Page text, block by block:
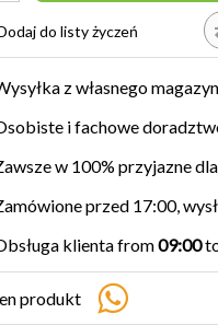
do listy życzeń
z własnego
i fachowe
w 100% przyjazne
przed 17:00,
klienta from09:00
produkt